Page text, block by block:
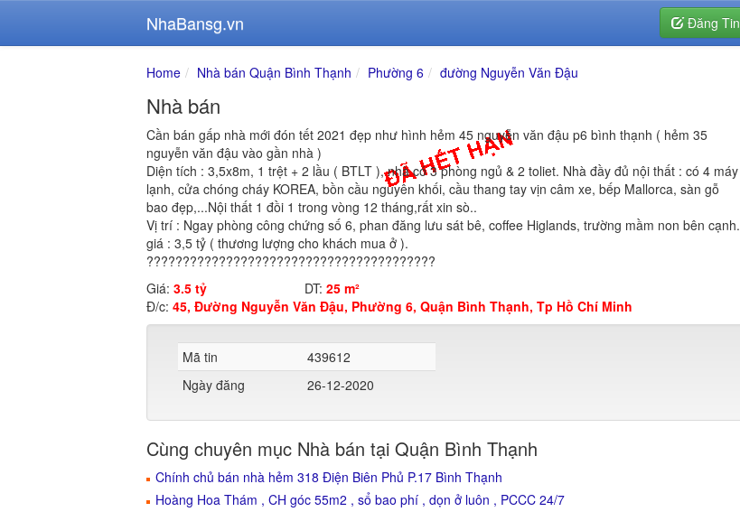
NhaBansg.vn Đăng Tin
Home Nhà bán Quận Bình Thạnh Phường 6 đường Nguyễn Văn Đậu
Nhà bán
Cần bán gấp nhà mới đón tết 2021 đẹp như hình hẻm 45 nguyễn văn đậu p6 bình thạnh ( hẻm 35
nguyễn văn đậu vào gần nhà )
Diện tích : 3,5x8m, 1 trệt + 2 lầu ( BTLT ), nhà có 3 phòng ngủ & 2 toliet. Nhà đầy đủ nội thất : có 4 máy
lạnh, cửa chóng cháy KOREA, bồn cầu nguyên khối, cầu thang tay vịn câm xe, bếp Mallorca, sàn gỗ
bao đẹp,...Nội thất 1 đồi 1 trong vòng 12 tháng,rất xin sò..
Vị trí : Ngay phòng công chứng số 6, phan đăng lưu sát bê, coffee Higlands, trường mầm non bên cạnh.
giá : 3,5 tỷ ( thương lượng cho khách mua ở ).
????????????????????????????????????????
Giá: 3.5 tỷ DT: 25 m²
Đ/c: 45, Đường Nguyễn Văn Đậu, Phường 6, Quận Bình Thạnh, Tp Hồ Chí Minh
Mã tin
439612
Ngày đăng
26-12-2020
Cùng chuyên mục Nhà bán tại Quận Bình Thạnh
Chính chủ bán nhà hẻm 318 Điện Biên Phủ P.17 Bình Thạnh
Hoàng Hoa Thám , CH góc 55m2 , sổ bao phí , dọn ở luôn , PCCC 24/7